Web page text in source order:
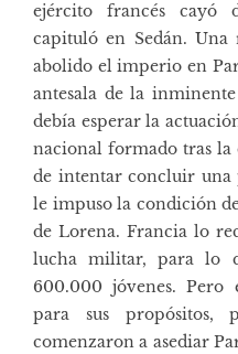
ejército francés cayó
capituló en Sedán.
abolido el imperio en
antesala de la
debía esperar la
nacional formado tras
de intentar concluir una
le impuso la condición
de Lorena. Francia lo
lucha militar, para lo
600.000 jóvenes. Pero
para sus propósitos,
comenzaron a asediar